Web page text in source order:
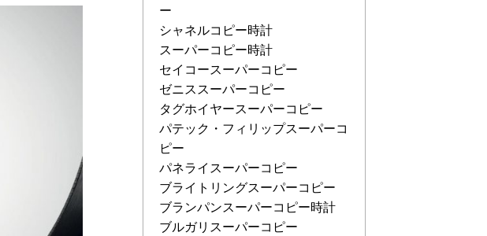
ー
シャネルコピー時計
スーパーコピー時計
セイコースーパーコピー
ゼニススーパーコピー
タグホイヤースーパーコピー
パテック・フィリップスーパーコ
ピー
パネライスーパーコピー
ブライトリングスーパーコピー
ブランパンスーパーコピー時計
ブルガリスーパーコピー